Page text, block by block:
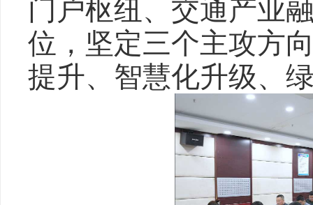
门户枢纽、交通产业
位，坚定三个主攻方
提升、智慧化升级、